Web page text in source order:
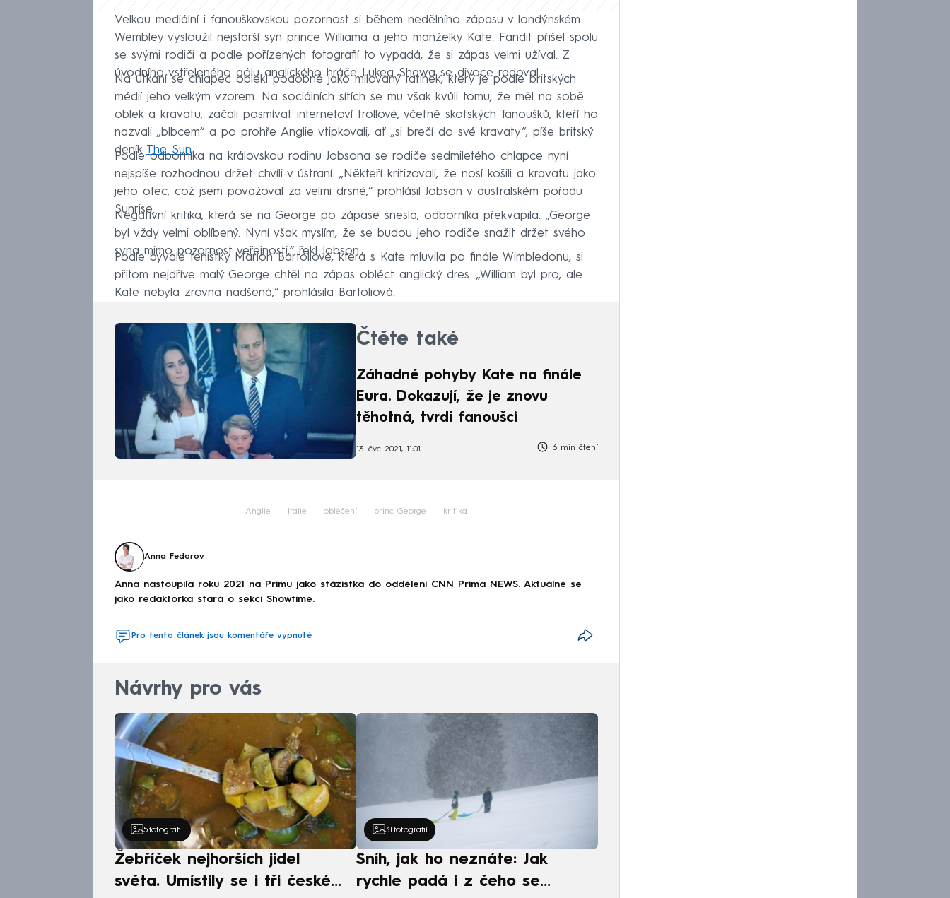
Velkou mediální i fanouškovskou pozornost si během nedělního zápasu v londýnském
Wembley vysloužil nejstarší syn prince Williama a jeho manželky Kate. Fandit přišel spolu
se svými rodiči a podle pořízených fotografií to vypadá, že si zápas velmi užíval. Z
úvodního vstřeleného gólu anglického hráče Lukea Shawa se divoce radoval.
Na utkání se chlapec oblékl podobně jako milovaný tatínek, který je podle britských
médií jeho velkým vzorem. Na sociálních sítích se mu však kvůli tomu, že měl na sobě
oblek a kravatu, začali posmívat internetoví trollové, včetně skotských fanoušků, kteří ho
nazvali „blbcem“ a po prohře Anglie vtipkovali, ať „si brečí do své kravaty“, píše britský
deník The Sun.
Podle odborníka na královskou rodinu Jobsona se rodiče sedmiletého chlapce nyní
nejspíše rozhodnou držet chvíli v ústraní. „Někteří kritizovali, že nosí košili a kravatu jako
jeho otec, což jsem považoval za velmi drsné,“ prohlásil Jobson v australském pořadu
Sunrise.
Negativní kritika, která se na George po zápase snesla, odborníka překvapila. „George
byl vždy velmi oblíbený. Nyní však myslím, že se budou jeho rodiče snažit držet svého
syna mimo pozornost veřejnosti,“ řekl Jobson.
Podle bývalé tenistky Marion Bartoliové, která s Kate mluvila po finále Wimbledonu, si
přitom nejdříve malý George chtěl na zápas obléct anglický dres. „William byl pro, ale
Kate nebyla zrovna nadšená,“ prohlásila Bartoliová.
Čtěte také
Záhadné pohyby Kate na finále
Eura. Dokazují, že je znovu
těhotná, tvrdí fanoušci
13. čvc 2021, 11:01 6 min čtení
Anglie Itálie oblečení princ George kritika
Anna Fedorov
Anna nastoupila roku 2021 na Primu jako stážistka do oddělení CNN Prima NEWS. Aktuálně se
jako redaktorka stará o sekci Showtime.
Pro tento článek jsou komentáře vypnuté
Návrhy pro vás
5 fotografií
Žebříček nejhorších jídel
světa. Umístily se i tři české
31 fotografií
Sníh, jak ho neznáte: Jak
rychle padá i z čeho se